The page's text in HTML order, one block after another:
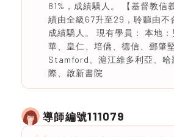
81%，成績驕人。 【基督教信
績由全級67升至29，聆聽由不
成績驕人。 現有學員： 本地
華、皇仁、培僑、德信、鄧肇
Stamford、滬江維多利亞、哈
際、啟新書院
導師編號111079